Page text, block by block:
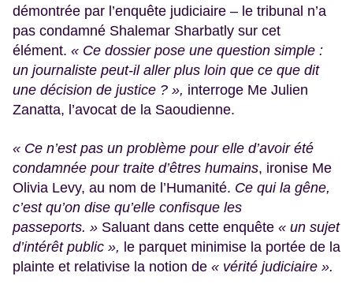
démontrée par l’enquête judiciaire – le tribunal n’a
pas condamné Shalemar Sharbatly sur cet
élément. « Ce dossier pose une question simple :
un journaliste peut-il aller plus loin que ce que dit
une décision de justice ? », interroge Me Julien
Zanatta, l’avocat de la Saoudienne.
« Ce n’est pas un problème pour elle d’avoir été
condamnée pour traite d’êtres humains, ironise Me
Olivia Levy, au nom de l’Humanité. Ce qui la gêne,
c’est qu’on dise qu’elle confisque les
passeports. » Saluant dans cette enquête « un sujet
d’intérêt public », le parquet minimise la portée de la
plainte et relativise la notion de « vérité judiciaire ».